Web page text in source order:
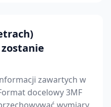
zawartych w
docelowy 3MF